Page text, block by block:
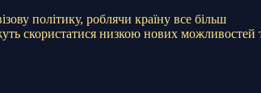
політику, роблячи країну все більш
скористатися низкою нових можливостей